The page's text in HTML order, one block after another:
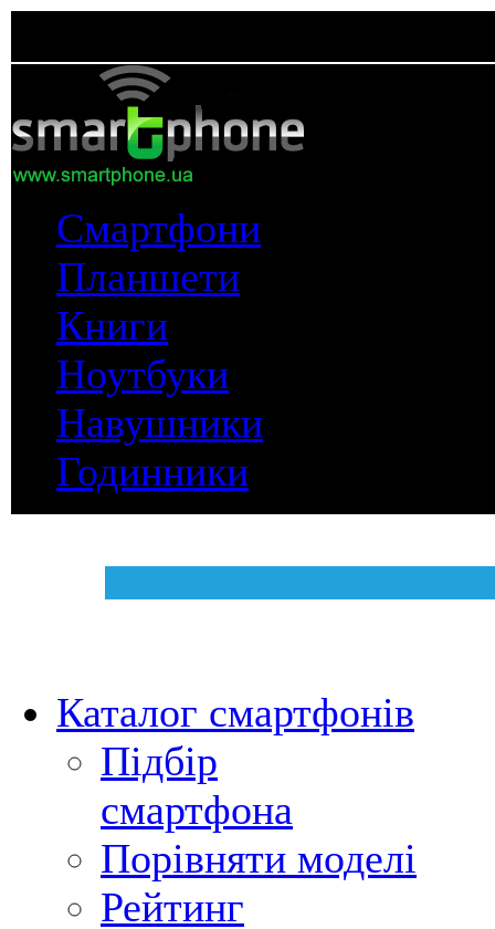
Смартфони
Планшети
Книги
Ноутбуки
Навушники
Годинники
Каталог смартфонів
Підбір
смартфона
Порівняти моделі
Рейтинг